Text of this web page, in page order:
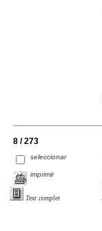
8 / 273
seleccionar
imprimir
Text complet